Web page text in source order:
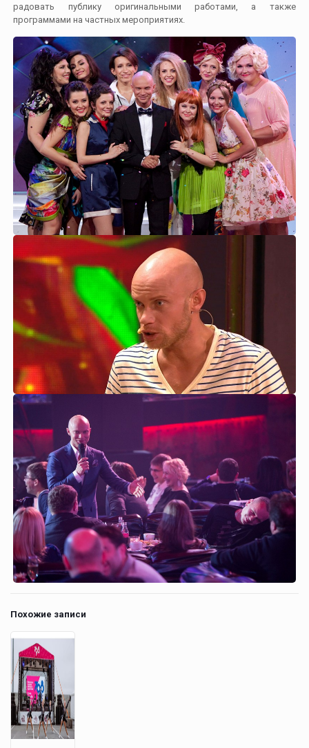
радовать публику оригинальными работами, а также
программами на частных мероприятиях.
Похожие записи